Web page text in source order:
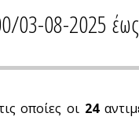
03-08-2025
οποίες οι 24